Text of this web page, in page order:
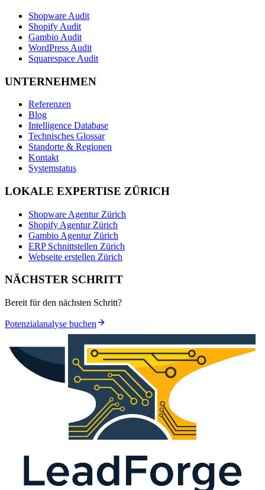
Shopware Audit
Shopify Audit
Gambio Audit
WordPress Audit
Squarespace Audit
UNTERNEHMEN
Referenzen
Blog
Intelligence Database
Technisches Glossar
Standorte & Regionen
Kontakt
Systemstatus
LOKALE EXPERTISE ZÜRICH
Shopware Agentur Zürich
Shopify Agentur Zürich
Gambio Agentur Zürich
ERP Schnittstellen Zürich
Webseite erstellen Zürich
NÄCHSTER SCHRITT
Bereit für den nächsten Schritt?
Potenzialanalyse buchen